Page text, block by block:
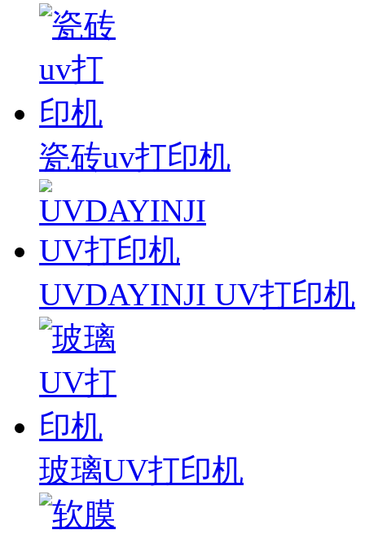
瓷砖uv打印机
UVDAYINJI UV打印机
玻璃UV打印机